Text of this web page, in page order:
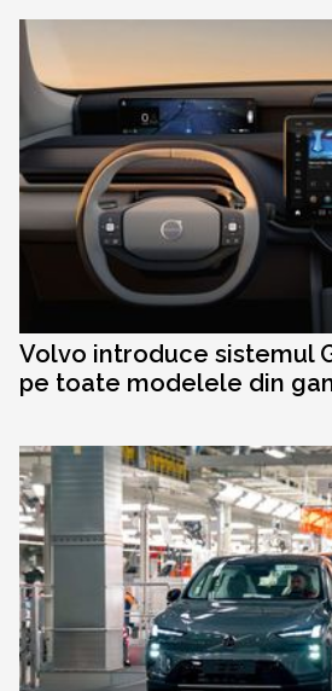
Volvo introduce sistemul
pe toate modelele din